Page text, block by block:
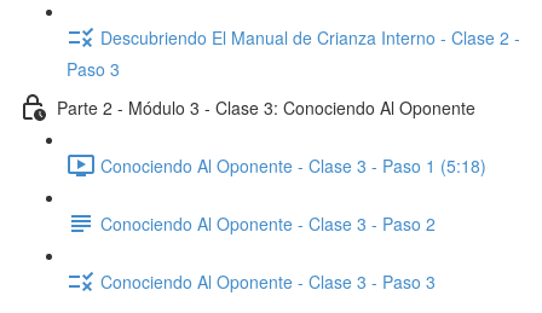
Descubriendo El Manual de Crianza Interno - Clase 2 -
Paso 3
Parte 2 - Módulo 3 - Clase 3: Conociendo Al Oponente
Conociendo Al Oponente - Clase 3 - Paso 1 (5:18)
Conociendo Al Oponente - Clase 3 - Paso 2
Conociendo Al Oponente - Clase 3 - Paso 3